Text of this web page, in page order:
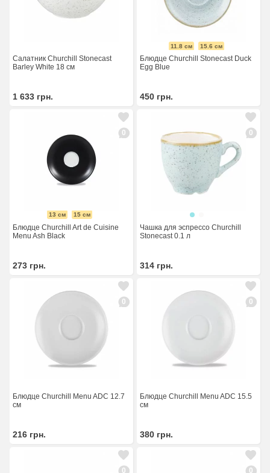
Салатник Churchill Stonecast
Barley White 18 см
1 633 грн.
11.8 см 15.6 см
Блюдце Churchill Stonecast Duck
Egg Blue
450 грн.
0
13 см 15 см
Блюдце Churchill Art de Cuisine
Menu Ash Black
273 грн.
0
Чашка для эспрессо Churchill
Stonecast 0.1 л
314 грн.
0
Блюдце Churchill Menu ADC 12.7
см
216 грн.
0
Блюдце Churchill Menu ADC 15.5
см
380 грн.
0 0